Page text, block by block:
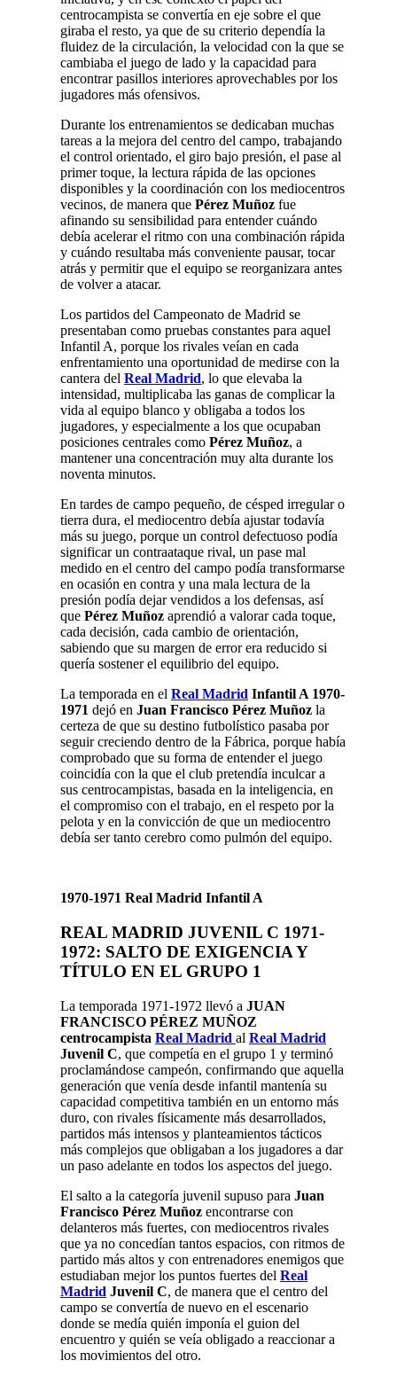
centrocampista se convertía en eje sobre el que
giraba el resto, ya que de su criterio dependía la
fluidez de la circulación, la velocidad con la que se
cambiaba el juego de lado y la capacidad para
encontrar pasillos interiores aprovechables por los
jugadores más ofensivos.
Durante los entrenamientos se dedicaban muchas
tareas a la mejora del centro del campo, trabajando
el control orientado, el giro bajo presión, el pase al
primer toque, la lectura rápida de las opciones
disponibles y la coordinación con los mediocentros
vecinos, de manera que Pérez Muñoz fue
afinando su sensibilidad para entender cuándo
debía acelerar el ritmo con una combinación rápida
y cuándo resultaba más conveniente pausar, tocar
atrás y permitir que el equipo se reorganizara antes
de volver a atacar.
Los partidos del Campeonato de Madrid se
presentaban como pruebas constantes para aquel
Infantil A, porque los rivales veían en cada
enfrentamiento una oportunidad de medirse con la
cantera del Real Madrid, lo que elevaba la
intensidad, multiplicaba las ganas de complicar la
vida al equipo blanco y obligaba a todos los
jugadores, y especialmente a los que ocupaban
posiciones centrales como Pérez Muñoz, a
mantener una concentración muy alta durante los
noventa minutos.
En tardes de campo pequeño, de césped irregular o
tierra dura, el mediocentro debía ajustar todavía
más su juego, porque un control defectuoso podía
significar un contraataque rival, un pase mal
medido en el centro del campo podía transformarse
en ocasión en contra y una mala lectura de la
presión podía dejar vendidos a los defensas, así
que Pérez Muñoz aprendió a valorar cada toque,
cada decisión, cada cambio de orientación,
sabiendo que su margen de error era reducido si
quería sostener el equilibrio del equipo.
La temporada en el Real Madrid Infantil A 1970-
1971 dejó en Juan Francisco Pérez Muñoz la
certeza de que su destino futbolístico pasaba por
seguir creciendo dentro de la Fábrica, porque había
comprobado que su forma de entender el juego
coincidía con la que el club pretendía inculcar a
sus centrocampistas, basada en la inteligencia, en
el compromiso con el trabajo, en el respeto por la
pelota y en la convicción de que un mediocentro
debía ser tanto cerebro como pulmón del equipo.
1970-1971 Real Madrid Infantil A
REAL MADRID JUVENIL C 1971-
1972: SALTO DE EXIGENCIA Y
TÍTULO EN EL GRUPO 1
La temporada 1971-1972 llevó a JUAN
FRANCISCO PÉREZ MUÑOZ
centrocampista Real Madrid al Real Madrid
Juvenil C, que competía en el grupo 1 y terminó
proclamándose campeón, confirmando que aquella
generación que venía desde infantil mantenía su
capacidad competitiva también en un entorno más
duro, con rivales físicamente más desarrollados,
partidos más intensos y planteamientos tácticos
más complejos que obligaban a los jugadores a dar
un paso adelante en todos los aspectos del juego.
El salto a la categoría juvenil supuso para Juan
Francisco Pérez Muñoz encontrarse con
delanteros más fuertes, con mediocentros rivales
que ya no concedían tantos espacios, con ritmos de
partido más altos y con entrenadores enemigos que
estudiaban mejor los puntos fuertes del Real
Madrid Juvenil C, de manera que el centro del
campo se convertía de nuevo en el escenario
donde se medía quién imponía el guion del
encuentro y quién se veía obligado a reaccionar a
los movimientos del otro.